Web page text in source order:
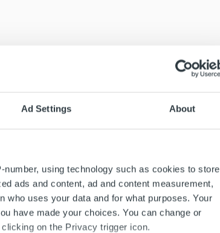
Ad Settings About
using technology such as cookies to store
ads and content, ad and content measurement,
who uses your data and for what purposes. Your
have made your choices. You can change or
on the Privacy trigger icon.